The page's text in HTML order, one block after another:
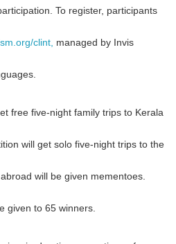
To register, participants
clint, managed by Invis
free five-night family trips to Kerala
will get solo five-night trips to the
will be given mementoes.
given to 65 winners.